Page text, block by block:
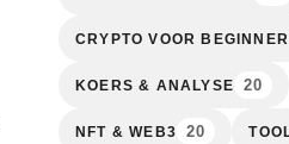
CRYPTO VOOR
KOERS & ANALYSE 20
NFT & WEB3 20